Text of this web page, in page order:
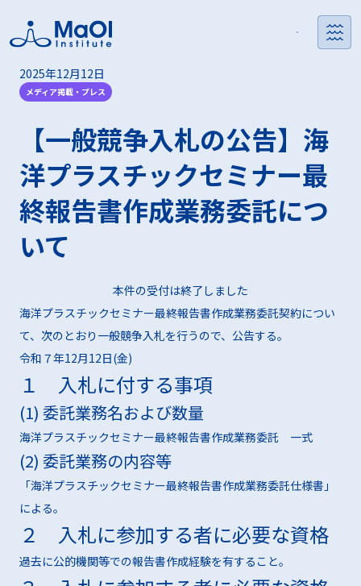
MaOI機構とは
MaOI機構とは
MaOIプロジェク
ト
コーディネーター
紹介
MaOI機構の活動
MaOI機構の活動 活動報告
フォーラム
MaOIフォーラム
とは
入会方法 会員限定メディア
事業支援をお求めの方
助成金をお求めの方 助成事業の支援実績
実証フィールドをお探しの
海洋微生物ライブラリに
海洋環境データに
興味をお持ちの方
その他事業支援を
お求めの方
研究者の方
助成金をお求めの
MaOI研究所とは 研究報告一覧
2025年12月12日
メディア掲載・プレス
【一般競争入札の公告】海
洋プラスチックセミナー最
終報告書作成業務委託につ
いて
本件の受付は終了しました
海洋プラスチックセミナー最終報告書作成業務委託契約につい
て、次のとおり一般競争入札を行うので、公告する。
令和７年12月12日(金)
１ 入札に付する事項
(1) 委託業務名および数量
海洋プラスチックセミナー最終報告書作成業務委託 一式
(2) 委託業務の内容等
「海洋プラスチックセミナー最終報告書作成業務委託仕様書」
による。
２ 入札に参加する者に必要な資格
過去に公的機関等での報告書作成経験を有すること。